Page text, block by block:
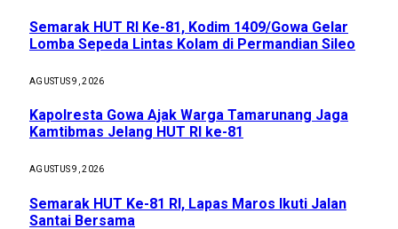
Semarak HUT RI Ke-81, Kodim 1409/Gowa Gelar
Lomba Sepeda Lintas Kolam di Permandian Sileo
AGUSTUS 9, 2026
Kapolresta Gowa Ajak Warga Tamarunang Jaga
Kamtibmas Jelang HUT RI ke-81
AGUSTUS 9, 2026
Semarak HUT Ke-81 RI, Lapas Maros Ikuti Jalan
Santai Bersama